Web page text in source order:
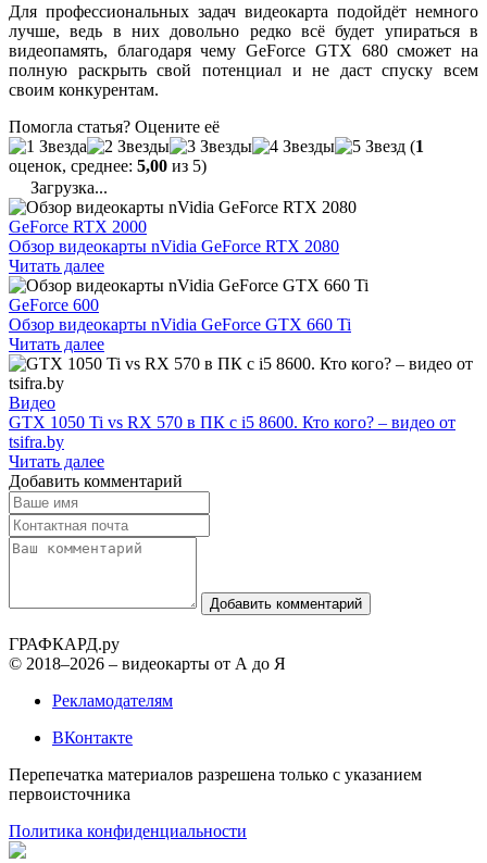
Для профессиональных задач видеокарта подойдёт немного
лучше, ведь в них довольно редко всё будет упираться в
видеопамять, благодаря чему GeForce GTX 680 сможет на
полную раскрыть свой потенциал и не даст спуску всем
своим конкурентам.
Помогла статья? Оцените её
(1
оценок, среднее: 5,00 из 5)
Загрузка...
GeForce RTX 2000
Обзор видеокарты nVidia GeForce RTX 2080
Читать далее
GeForce 600
Обзор видеокарты nVidia GeForce GTX 660 Ti
Читать далее
Видео
GTX 1050 Ti vs RX 570 в ПК с i5 8600. Кто кого? – видео от
tsifra.by
Читать далее
Добавить комментарий
Добавить комментарий
ГРАФКАРД.ру
© 2018–2026 – видеокарты от А до Я
Рекламодателям
ВКонтакте
Перепечатка материалов разрешена только с указанием
первоисточника
Политика конфиденциальности